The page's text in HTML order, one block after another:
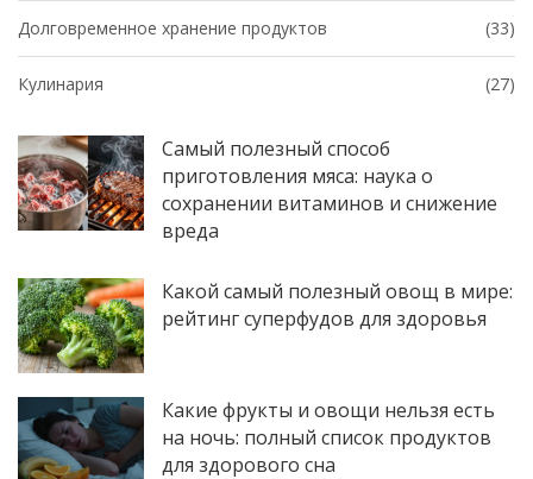
Долговременное хранение продуктов (33)
Кулинария (27)
Самый полезный способ
приготовления мяса: наука о
сохранении витаминов и снижение
вреда
Какой самый полезный овощ в мире:
рейтинг суперфудов для здоровья
Какие фрукты и овощи нельзя есть
на ночь: полный список продуктов
для здорового сна